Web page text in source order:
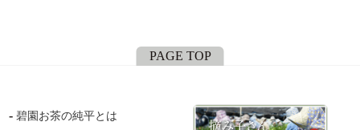
PAGE TOP
碧園お茶の純平とは